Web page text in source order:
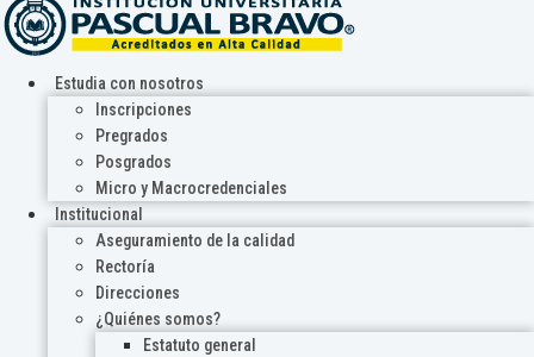
Estudia con nosotros
Inscripciones
Pregrados
Posgrados
Micro y Macrocredenciales
Institucional
Aseguramiento de la calidad
Rectoría
Direcciones
¿Quiénes somos?
Estatuto general